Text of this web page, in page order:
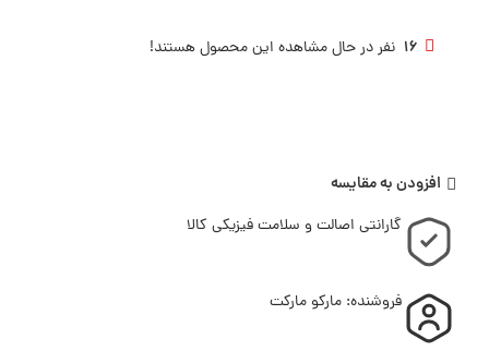
16 نفر در حال مشاهده این محصول هستند!
افزودن به مقایسه
گارانتی اصالت و سلامت فیزیکی کالا
فروشنده: مارکو مارکت